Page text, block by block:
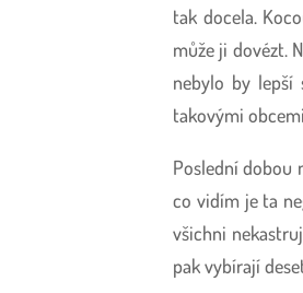
tak docela.
může ji dovézt.
nebylo by lepší
takovými
Poslední dobou
co vidím je ta
všichni
pak vybírají